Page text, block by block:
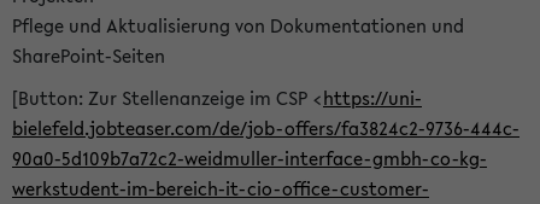
Pflege und Aktualisierung von Dokumentationen und
SharePoint-Seiten
[Button: Zur Stellenanzeige im CSP <https://uni-
bielefeld.jobteaser.com/de/job-offers/fa3824c2-9736-444c-
90a0-5d109b7a72c2-weidmuller-interface-gmbh-co-kg-
werkstudent-im-bereich-it-cio-office-customer-